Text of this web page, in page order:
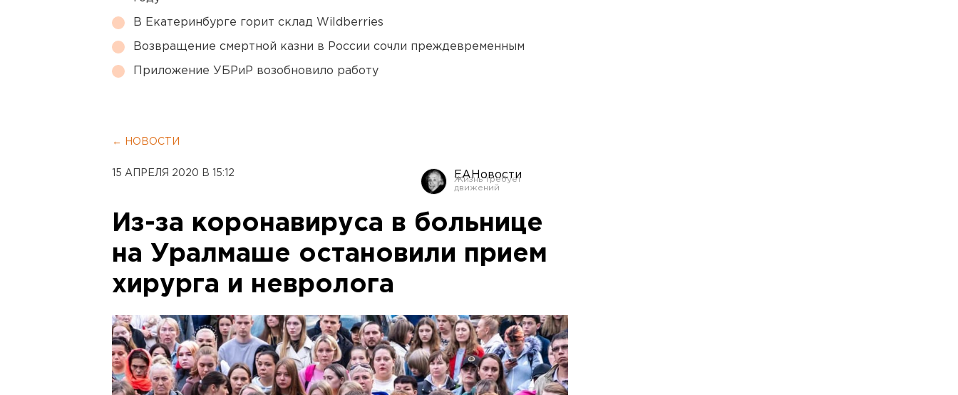
В Екатеринбурге горит склад Wildberries
Возвращение смертной казни в России сочли преждевременным
Приложение УБРиР возобновило работу
← НОВОСТИ
15 АПРЕЛЯ 2020 В 15:12 ЕАНовости
Из-за коронавируса в больнице
на Уралмаше остановили прием
хирурга и невролога